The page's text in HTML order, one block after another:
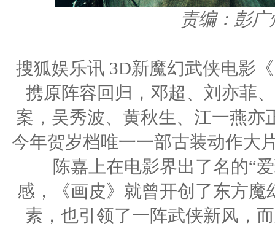
责编：彭广
搜狐娱乐讯 3D新魔幻武侠电影
携原阵容回归，邓超、刘亦菲
案，吴秀波、黄秋生、江一燕
今年贺岁档唯一一部古装动作大
陈嘉上在电影界出了名的“爱
感，《画皮》就曾开创了东方魔
素，也引领了一阵武侠新风，